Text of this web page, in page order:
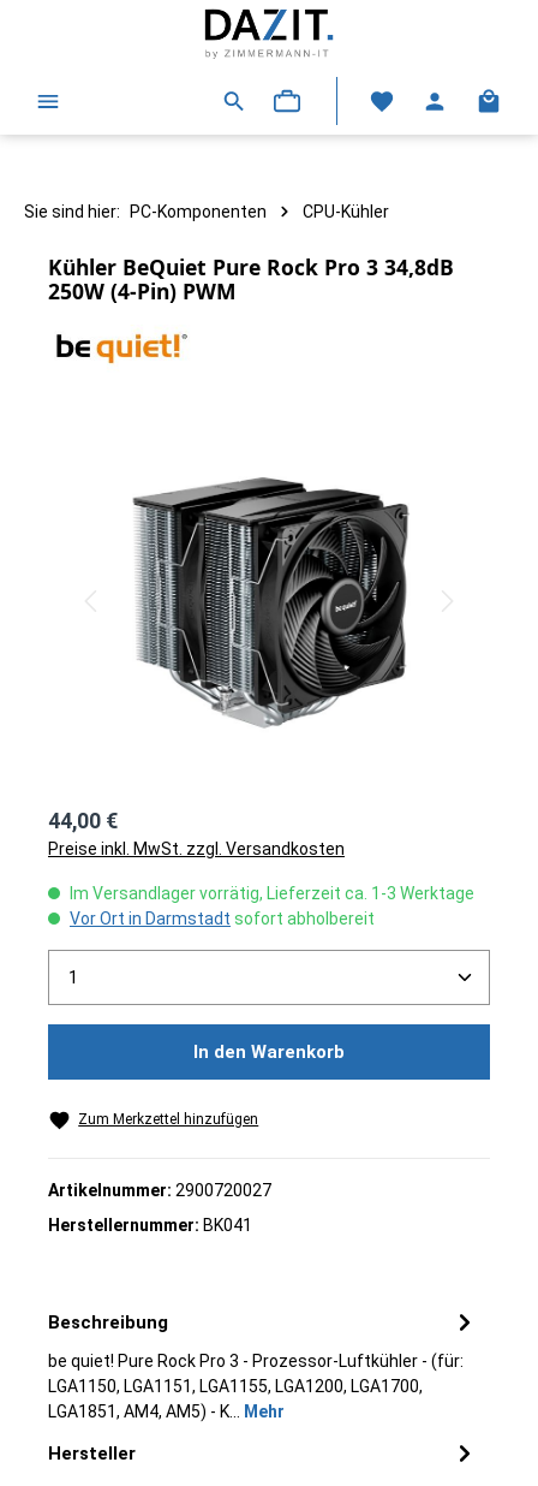
Sie sind hier: PC-Komponenten CPU-Kühler
Kühler BeQuiet Pure Rock Pro 3 34,8dB
250W (4-Pin) PWM
44,00 €
Preise inkl. MwSt. zzgl. Versandkosten
Im Versandlager vorrätig, Lieferzeit ca. 1-3 Werktage
Vor Ort in Darmstadt sofort abholbereit
Produkt Anzahl: Gib den gewünschten Wert ein
In den Warenkorb
Zum Merkzettel hinzufügen
Artikelnummer: 2900720027
Herstellernummer: BK041
Beschreibung
be quiet! Pure Rock Pro 3 - Prozessor-Luftkühler - (für:
LGA1150, LGA1151, LGA1155, LGA1200, LGA1700,
LGA1851, AM4, AM5) - K… Mehr
Hersteller